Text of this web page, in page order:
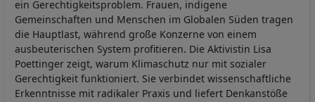
ein Gerechtigkeitsproblem. Frauen, indigene
Gemeinschaften und Menschen im Globalen Süden tragen
die Hauptlast, während große Konzerne von einem
ausbeuterischen System profitieren. Die Aktivistin Lisa
Poettinger zeigt, warum Klimaschutz nur mit sozialer
Gerechtigkeit funktioniert. Sie verbindet wissenschaftliche
Erkenntnisse mit radikaler Praxis und liefert Denkanstöße